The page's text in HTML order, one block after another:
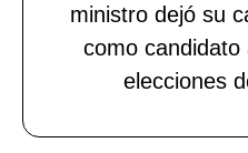
ministro dejó su
como candidato
elecciones